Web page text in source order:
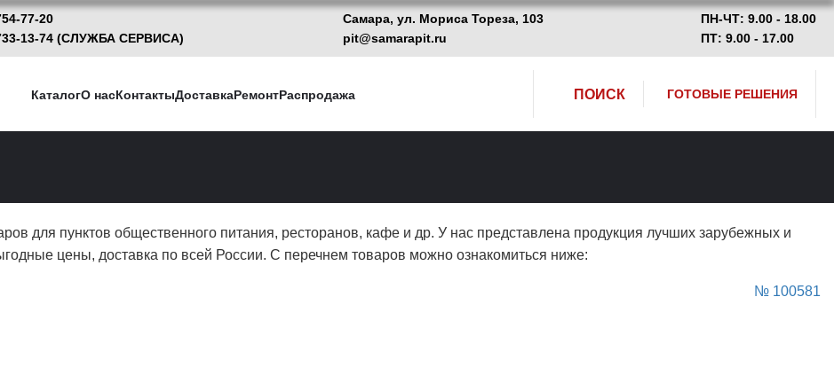
77-20
13-74 (CЛУЖБА СЕРВИСА)
Самара, ул. Мориса Тореза, 103
pit@samarapit.ru
ПН-ЧТ: 9.00 - 18.00
ПТ: 9.00 - 17.00
КаталогО насКонтактыДоставкаРемонтРаспродажа ПОИСК ГОТОВЫЕ РЕШЕНИЯ
для пунктов общественного питания, ресторанов, кафе и др. У нас представлена продукция лучших зарубежных и
цены, доставка по всей России. С перечнем товаров можно ознакомиться ниже:
№ 100581